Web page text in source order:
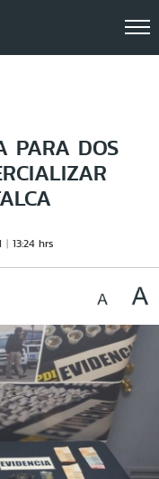
PARA DOS
13:24 hrs